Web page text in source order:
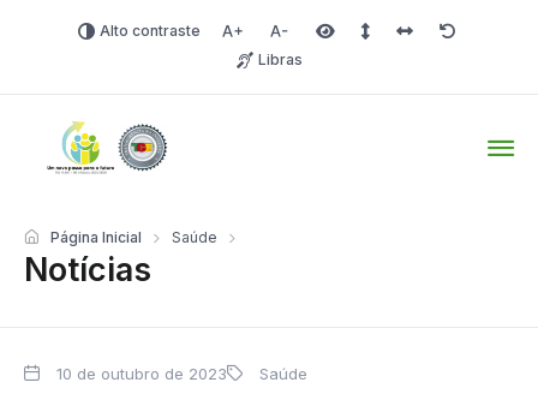
Alto contraste Aumentar fonte
Diminuir fonteÁrea selecionada
Espaçamento de linha
Espaço dos
Redefinir
Libras
Notícias
Página Inicial Saúde
10 de outubro de 2023 Saúde